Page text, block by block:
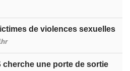
de violences sexuelles
cherche une porte de sortie